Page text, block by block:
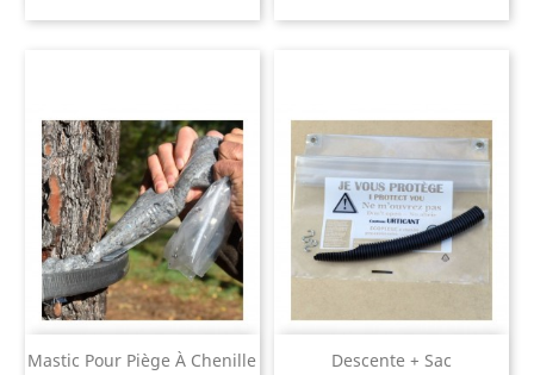
base
Mastic Pour Piège À Chenille
Descente + Sac